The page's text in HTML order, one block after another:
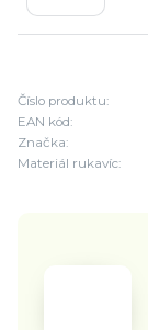
Číslo produktu:
EAN kód:
Značka:
Materiál rukavíc: